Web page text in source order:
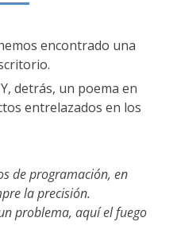
encontrado una
detrás, un poema en
entrelazados en los
de programación, en
la precisión.
problema, aquí el fuego